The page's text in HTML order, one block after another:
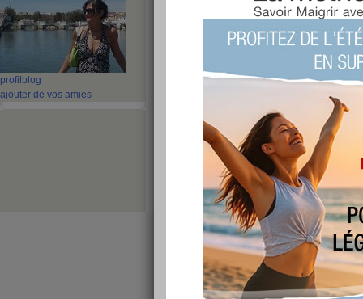
profil blog
ajouter de vos amies
Blog de lililou29
je suis émue !!!!!!
publié le 20/10/2008 à 10:35